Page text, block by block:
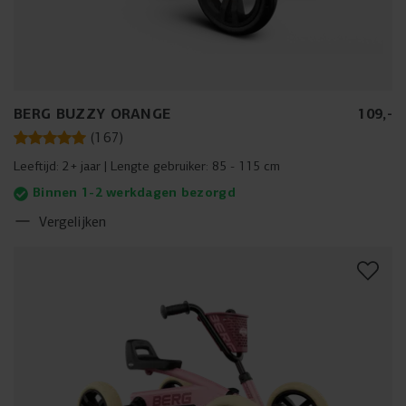
BERG BUZZY ORANGE 109,-
(167)
Leeftijd: 2+ jaar Lengte gebruiker: 85 - 115 cm
Binnen 1-2 werkdagen bezorgd
Vergelijken